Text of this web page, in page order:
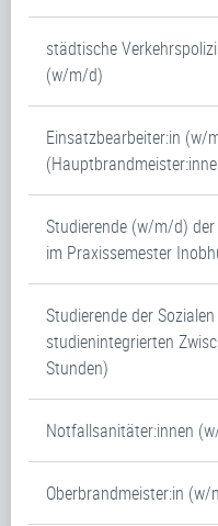
städtische
(w/m/d)
Einsatzbearbeiter:in (w/
Studierende (w/m/d)
im Praxissemester
Studierende der
studienintegrierten
Stunden)
Notfallsanitäter:innen
Oberbrandmeister:in (w/